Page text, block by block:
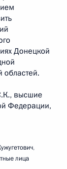
Донецкой
областей.
высшие
Федерации,
,
лица